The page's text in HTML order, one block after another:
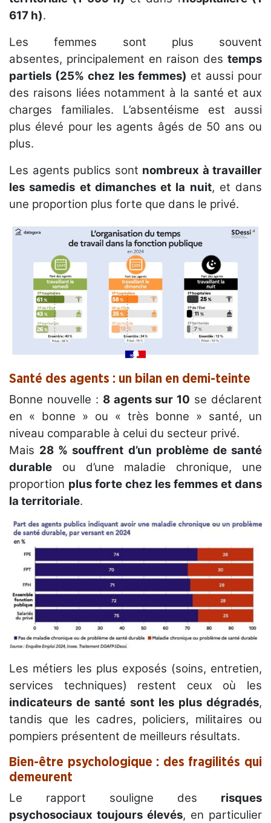
617 h).
Les femmes sont plus souvent
absentes, principalement en raison des temps
partiels (25% chez les femmes) et aussi pour
des raisons liées notamment à la santé et aux
charges familiales. L’absentéisme est aussi
plus élevé pour les agents âgés de 50 ans ou
plus.
Les agents publics sont nombreux à travailler
les samedis et dimanches et la nuit, et dans
une proportion plus forte que dans le privé.
Santé des agents : un bilan en demi-teinte
Bonne nouvelle : 8 agents sur 10 se déclarent
en « bonne » ou « très bonne » santé, un
niveau comparable à celui du secteur privé.
Mais 28 % souffrent d’un problème de santé
durable ou d’une maladie chronique, une
proportion plus forte chez les femmes et dans
la territoriale.
Les métiers les plus exposés (soins, entretien,
services techniques) restent ceux où les
indicateurs de santé sont les plus dégradés,
tandis que les cadres, policiers, militaires ou
pompiers présentent de meilleurs résultats.
Bien-être psychologique : des fragilités qui
demeurent
Le rapport souligne des risques
psychosociaux toujours élevés, en particulier